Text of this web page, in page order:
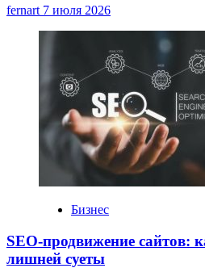
fernart 7 июля 2026
Бизнес
SEO-продвижение сайтов:
лишней суеты